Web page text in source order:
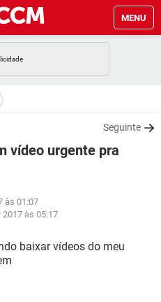
MENU
GMAIL
WHATSAPP
EXCEL
FACEBOOK
FACEBOOK
Seguinte
vídeo urgente pra
às 01:07
2017 às 05:17
baixar vídeos do meu